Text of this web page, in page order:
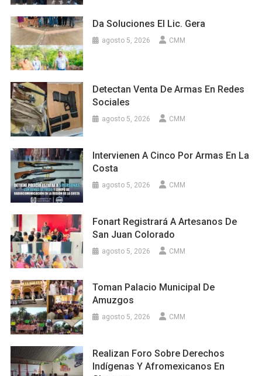
Da Soluciones El Lic. Gera
agosto 5, 2026 CMM
Detectan Venta De Armas En Redes
Sociales
agosto 5, 2026 CMM
Intervienen A Cinco Por Armas En La
Costa
agosto 5, 2026 CMM
Fonart Registrará A Artesanos De
San Juan Colorado
agosto 5, 2026 CMM
Toman Palacio Municipal De
Amuzgos
agosto 5, 2026 CMM
Realizan Foro Sobre Derechos
Indígenas Y Afromexicanos En